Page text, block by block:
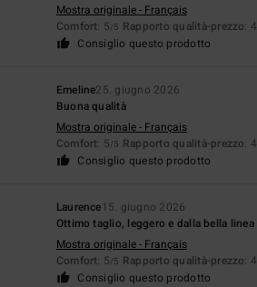
Mostra originale - Français
Comfort: 5/5 Rapporto qualità-prezzo: 4
Consiglio questo prodotto
Emeline25. giugno 2026
Buona qualità
Mostra originale - Français
Comfort: 5/5 Rapporto qualità-prezzo: 4
Consiglio questo prodotto
Laurence15. giugno 2026
Ottimo taglio, leggero e dalla bella linea
Mostra originale - Français
Comfort: 5/5 Rapporto qualità-prezzo: 4
Consiglio questo prodotto